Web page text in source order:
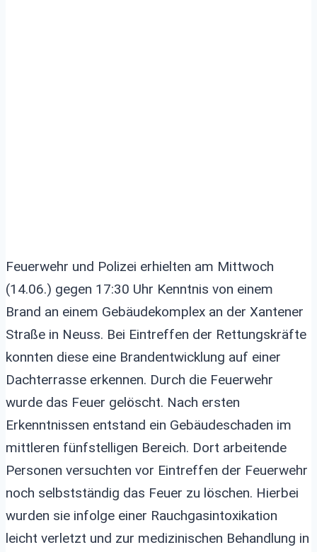
Feuerwehr und Polizei erhielten am Mittwoch
(14.06.) gegen 17:30 Uhr Kenntnis von einem
Brand an einem Gebäudekomplex an der Xantener
Straße in Neuss. Bei Eintreffen der Rettungskräfte
konnten diese eine Brandentwicklung auf einer
Dachterrasse erkennen. Durch die Feuerwehr
wurde das Feuer gelöscht. Nach ersten
Erkenntnissen entstand ein Gebäudeschaden im
mittleren fünfstelligen Bereich. Dort arbeitende
Personen versuchten vor Eintreffen der Feuerwehr
noch selbstständig das Feuer zu löschen. Hierbei
wurden sie infolge einer Rauchgasintoxikation
leicht verletzt und zur medizinischen Behandlung in